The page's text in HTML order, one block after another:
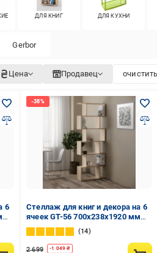
ДЛЯ КНИГ ДЛЯ КУХНИ
Gerbor
Цена Продавец
6
Стеллаж для книг и декора на 6
ячеек GT-56 700х238х1920 мм
Дуб Сонома
14
2 699 -1 049 ₴